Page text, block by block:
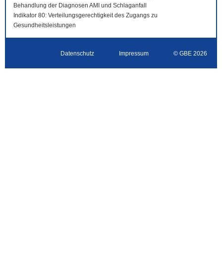
Behandlung der Diagnosen AMI und Schlaganfall
Indikator 80: Verteilungsgerechtigkeit des Zugangs zu
Gesundheitsleistungen
Datenschutz Impressum © GBE 2026